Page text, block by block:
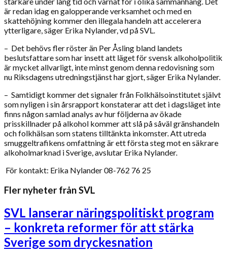
är redan idag en galopperande verksamhet och med en
skattehöjning kommer den illegala handeln att accelerera
ytterligare, säger Erika Nylander, vd på SVL.
– Det behövs fler röster än Per Åsling bland landets
beslutsfattare som har insett att läget för svensk alkoholpolitik
är mycket allvarligt, inte minst genom denna redovisning som
nu Riksdagens utredningstjänst har gjort, säger Erika Nylander.
– Samtidigt kommer det signaler från Folkhälsoinstitutet självt
som nyligen i sin årsrapport konstaterar att det i dagsläget inte
finns någon samlad analys av hur följderna av ökade
prisskillnader på alkohol kommer att slå på såväl gränshandeln
och folkhälsan som statens tilltänkta inkomster. Att utreda
smuggeltrafikens omfattning är ett första steg mot en säkrare
alkoholmarknad i Sverige, avslutar Erika Nylander.
För kontakt: Erika Nylander 08-762 76 25
Fler nyheter från SVL
SVL lanserar näringspolitiskt program
– konkreta reformer för att stärka
Sverige som dryckesnation